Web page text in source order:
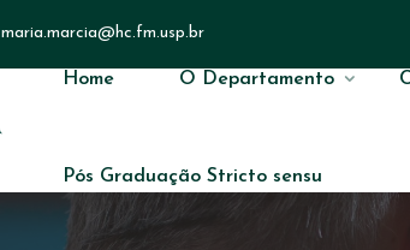
maria.marcia@hc.fm.usp.br
Home O Departamento
Pós Graduação Stricto sensu